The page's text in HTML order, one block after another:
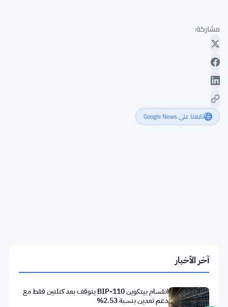
مشاركة:
تابعنا على Google News
اختبارآخر الأخبار
انقسام بيتكوين BIP-110 يتوقف بعد كتلتين فقط مع
دعم تعدين بنسبة 2.53%